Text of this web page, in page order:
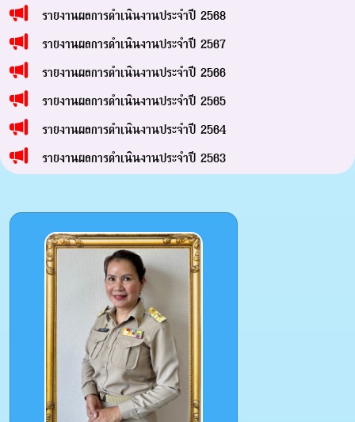
รายงานผลการดำเนินงานประจำปี 2568
รายงานผลการดำเนินงานประจำปี 2567
รายงานผลการดำเนินงานประจำปี 2566
รายงานผลการดำเนินงานประจำปี 2565
รายงานผลการดำเนินงานประจำปี 2564
รายงานผลการดำเนินงานประจำปี 2563